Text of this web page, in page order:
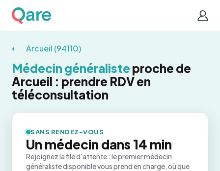
Arcueil (94110)
Médecin généraliste proche de
Arcueil : prendre RDV en
téléconsultation
SANS RENDEZ-VOUS
Un médecin dans 14 min
Rejoignez la file d'attente : le premier médecin
généraliste disponible vous prend en charge, où que